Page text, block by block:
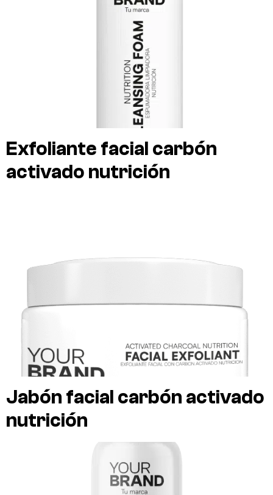
Exfoliante facial carbón
activado nutrición
Jabón facial carbón activado
nutrición